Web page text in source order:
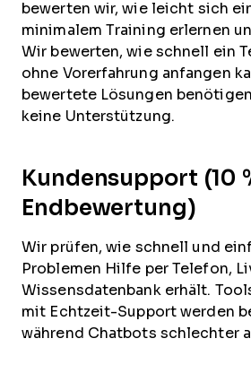
bewerten wir, wie leicht sich
minimalem Training erlernen
Wir bewerten, wie schnell ein
ohne Vorerfahrung anfangen
bewertete Lösungen
keine Unterstützung.
Kundensupport (10
Endbewertung)
Wir prüfen, wie schnell und
Problemen Hilfe per Telefon,
Wissensdatenbank erhält.
mit Echtzeit-Support werden
während Chatbots schlechter